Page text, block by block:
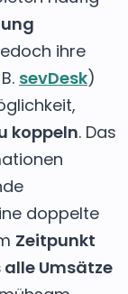
ihre
sevDesk)
koppeln. Das
doppelte
Zeitpunkt
Umsätze